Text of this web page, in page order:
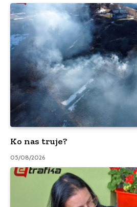
Ko nas truje?
05/08/2026